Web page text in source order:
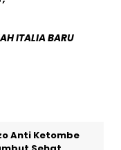
Anti Ketombe
Berperan